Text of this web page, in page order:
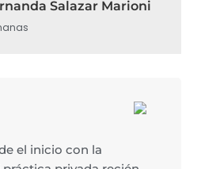
Salazar Marioni
el inicio con la